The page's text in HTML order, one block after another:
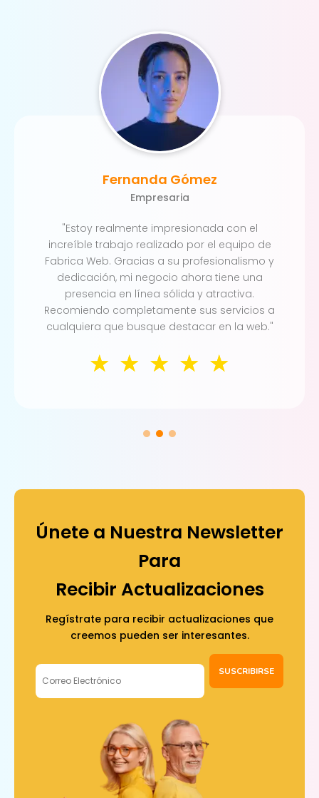
"Estoy realmente impresionada con el
increíble trabajo realizado por el equipo de
Fabrica Web. Gracias a su profesionalismo y
dedicación, mi negocio ahora tiene una
presencia en línea sólida y atractiva.
Recomiendo completamente sus servicios a
cualquiera que busque destacar en la web."
Fernanda Gómez
Empresaria
☆ ☆ ☆ ☆ ☆
Únete a Nuestra Newsletter
Para
Recibir Actualizaciones
Regístrate para recibir actualizaciones que
creemos pueden ser interesantes.
SUSCRIBIRSE